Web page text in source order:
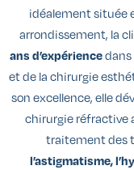
idéalement située
arrondissement, la
ans d’expérience
et de la chirurgie
son excellence, elle
chirurgie réfractive
traitement des
l’astigmatisme,